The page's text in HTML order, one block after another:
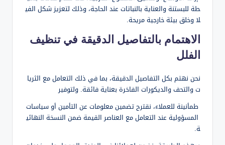
طة للبستنة والعناية بالنباتات عند الحاجة، وذلك لتعزيز شكل الفي
لا وخلق بيئة خارجية مريحة.
الاهتمام بالتفاصيل الدقيقة في تنظيف
الفلل
نحن نهتم بكل التفاصيل الدقيقة، بما في ذلك التعامل مع الثريا
ت والتحف والديكورات الفاخرة بعناية فائقة. ولتوفير
طمأنينة للعملاء، نقترح تضمين معلومات عن التأمين أو سياسات
المسؤولية عند التعامل مع العناصر القيمة ضمن النسخة النهائي
ة.